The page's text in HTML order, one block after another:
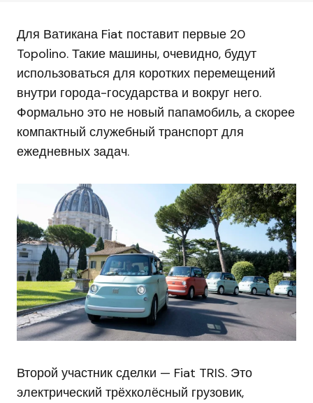
Для Ватикана Fiat поставит первые 20
Topolino. Такие машины, очевидно, будут
использоваться для коротких перемещений
внутри города-государства и вокруг него.
Формально это не новый папамобиль, а скорее
компактный служебный транспорт для
ежедневных задач.
Второй участник сделки — Fiat TRIS. Это
электрический трёхколёсный грузовик,